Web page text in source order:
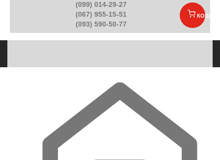
(099) 014-29-27
(067) 955-15-51
(093) 590-50-77
КОШИК